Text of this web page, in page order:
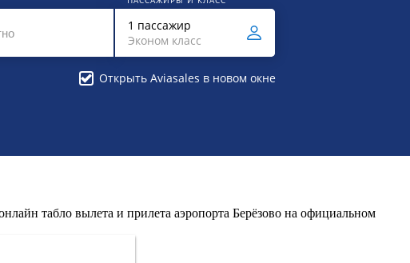
1 пассажир
Эконом класс
Открыть Aviasales в новом окне
табло вылета и прилета аэропорта Берёзово на официальном